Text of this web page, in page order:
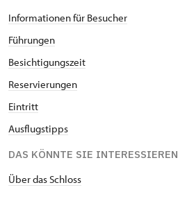
Informationen für Besucher
Führungen
Besichtigungszeit
Reservierungen
Eintritt
Ausflugstipps
DAS KÖNNTE SIE INTERESSIEREN
Über das Schloss